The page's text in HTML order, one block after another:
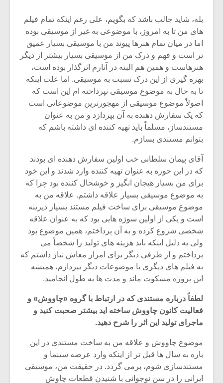
بله، شاید جالب باشد که بگویم، علی رغم اینکه تمام فیلم
های من تا به امروز، با موضوعی به غیر از موسیقی بوده
اما در میان تمام هنرها پیوند من با موسیقی بسیار عمیق
تر است و فهم و درک من از موسیقی بسیار بیشتر از دیگر
هنرهاست و همین هم البته در آثارم اثرگذار بوده است،
بهره گیری از این درک نسبت به موسیقی. اما علت اینکه
تا به حال به موضوع موسیقی نپرداخته ام این است که
اصولاً موضوع موسیقی از مهجورترین موضوعاتی است
که یک سفارش دهنده به آن بپردازد و من به عنوان
مستندساز، مسلماً باید تهیه کننده ای داشته باشم که
بتوانم مستندی بسازم.
آقای پیمان سلطانی خب اولین سفارش دهنده ای بودند
که در این حوزه به عنوان تهیه کننده وارد شدند و این خود
برای من بسیار هیجان انگیز و خوشحال کننده بود چرا که
به موضوع موسیقی بسیار علاقه داشتم. علاقه من به
موضوع موسیقی برای ساخت فیلم مستند بسیار دیرینه
است و یکی از اولین سوژه هایی بود که به عنوان علاقه
شخصی شروع کرده و به آن پرداختم، همین موضوع بود
ولی به دلیل اینکه باید هزینه های تولید را شخصاً می
پرداختم و از طرفی دیگر برای امرار معاش نیاز داشتم که
به فیلم های دیگری با موضوعات دیگر بپردازم، همیشه
این پروژه مسکوت ماند و مدت ها به طول انجامید.
لطفاً درباره مستندی که در ارتباط با گروه «چاووش» و
فعالیت کانون چاووش ساخته اید بیشتر صحبت کنید و
ماجرای تولید این اثر را شرح دهید.
موضوع چاووش و علاقه من به ساخت مستندی در این
باره به سال ها قبل تر از اینکه وارد عرصه سینما و
مستندسازی شوم، برمی گردد. در حقیقت من، موسیقی
ایرانی را در سن نوجوانی با شنیدن قطعات چاوش
میکلوش روژا
یادداشتی بر موسیقی
متن فیلم «متری
شیش و نیم»
اگر نمی توانی
مشهورترین باشی،
بدنام ترین باش
موسیقی
موسیقی
سکانسی